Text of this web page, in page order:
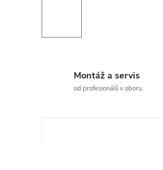
Montáž a servis
od profesionálů v oboru.